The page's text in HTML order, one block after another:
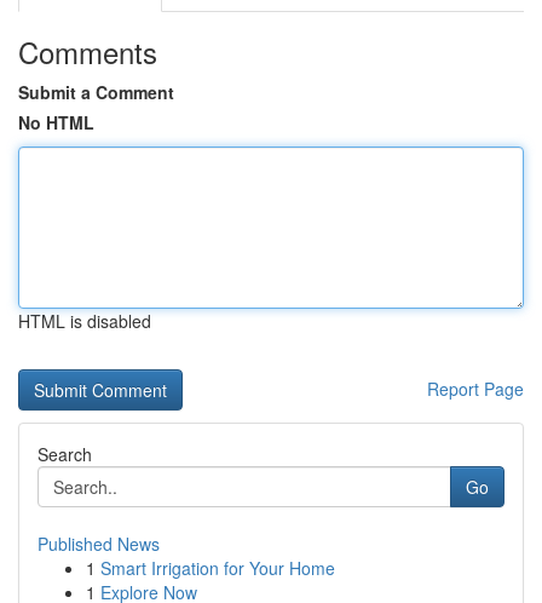
Comments
Submit a Comment
No HTML
HTML is disabled
Report Page
Search
Go
Published News
1 Smart Irrigation for Your Home
1 Explore Now